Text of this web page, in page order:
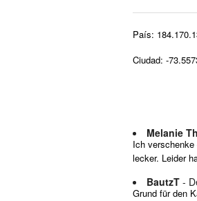
País:
Ciudad: -
Melanie
Ich
lecker. Leider
BautzT -
Grund für den